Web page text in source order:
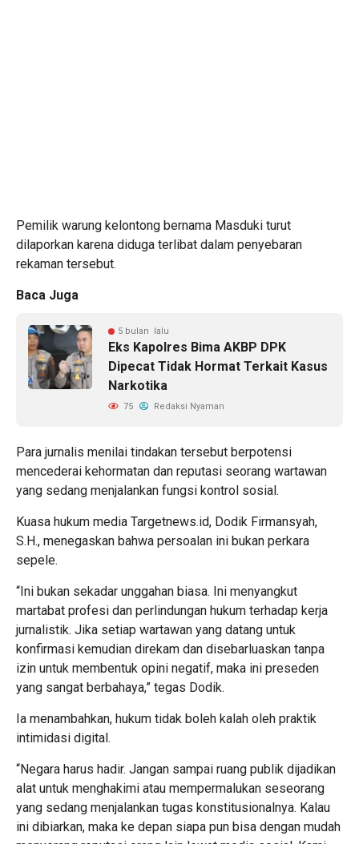
Pemilik warung kelontong bernama Masduki turut
dilaporkan karena diduga terlibat dalam penyebaran
rekaman tersebut.
Baca Juga
5 bulan lalu
Eks Kapolres Bima AKBP DPK
Dipecat Tidak Hormat Terkait Kasus
Narkotika
75 Redaksi Nyaman
Para jurnalis menilai tindakan tersebut berpotensi
mencederai kehormatan dan reputasi seorang wartawan
yang sedang menjalankan fungsi kontrol sosial.
Kuasa hukum media Targetnews.id, Dodik Firmansyah,
S.H., menegaskan bahwa persoalan ini bukan perkara
sepele.
“Ini bukan sekadar unggahan biasa. Ini menyangkut
martabat profesi dan perlindungan hukum terhadap kerja
jurnalistik. Jika setiap wartawan yang datang untuk
konfirmasi kemudian direkam dan disebarluaskan tanpa
izin untuk membentuk opini negatif, maka ini preseden
yang sangat berbahaya,” tegas Dodik.
Ia menambahkan, hukum tidak boleh kalah oleh praktik
intimidasi digital.
“Negara harus hadir. Jangan sampai ruang publik dijadikan
alat untuk menghakimi atau mempermalukan seseorang
yang sedang menjalankan tugas konstitusionalnya. Kalau
ini dibiarkan, maka ke depan siapa pun bisa dengan mudah